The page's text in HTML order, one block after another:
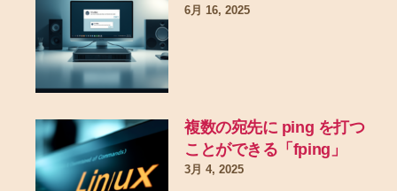
6月 16, 2025
複数の宛先に ping を打つ
ことができる「fping」
3月 4, 2025